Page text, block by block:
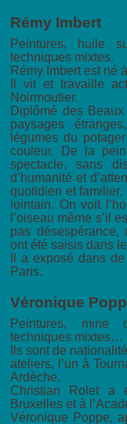
Rémy Imbert
Peintures, huile
techniques mixtes.
Rémy Imbert est né
Il vit et travaille
Noirmoutier.
Diplômé des
paysages
légumes du
couleur. De la
spectacle, sans
d’humanité et
quotidien et
lointain. On voit
l’oiseau même s’il
pas
ont été saisis dans
Il a exposé dans
Paris.
Véronique
Peintures, mine
techniques mixtes…
Ils sont de
ateliers, l’un à
Ardèche.
Christian Rolet a
Bruxelles et à
Véronique Poppe,